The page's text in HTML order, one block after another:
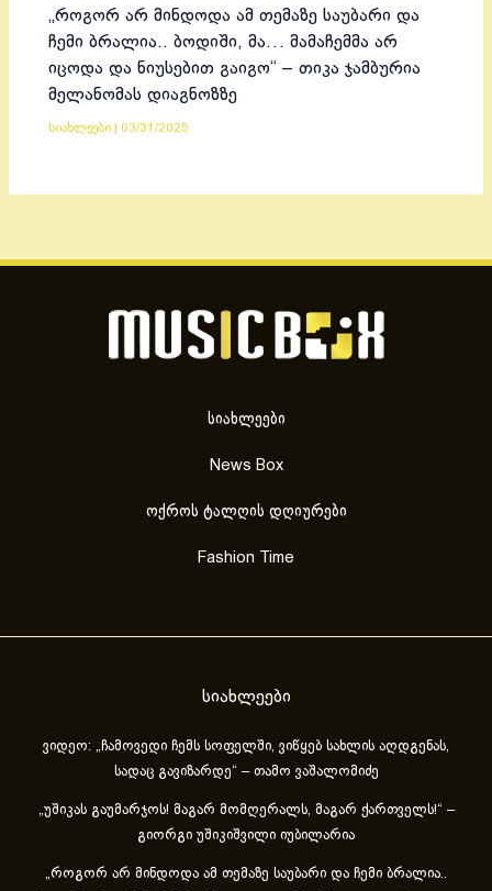
„როგორ არ მინდოდა ამ თემაზე საუბარი და
ჩემი ბრალია.. ბოდიში, მა… მამაჩემმა არ
იცოდა და ნიუსებით გაიგო“ – თიკა ჯამბურია
მელანომას დიაგნოზზე
სიახლეები 03/31/2025
სიახლეები
News Box
ოქროს ტალღის დღიურები
Fashion Time
სიახლეები
ვიდეო: „ჩამოვედი ჩემს სოფელში, ვიწყებ სახლის აღდგენას,
სადაც გავიზარდე“ – თამო ვაშალომიძე
„უშიკას გაუმარჯოს! მაგარ მომღერალს, მაგარ ქართველს!“ –
გიორგი უშიკიშვილი იუბილარია
„როგორ არ მინდოდა ამ თემაზე საუბარი და ჩემი ბრალია..